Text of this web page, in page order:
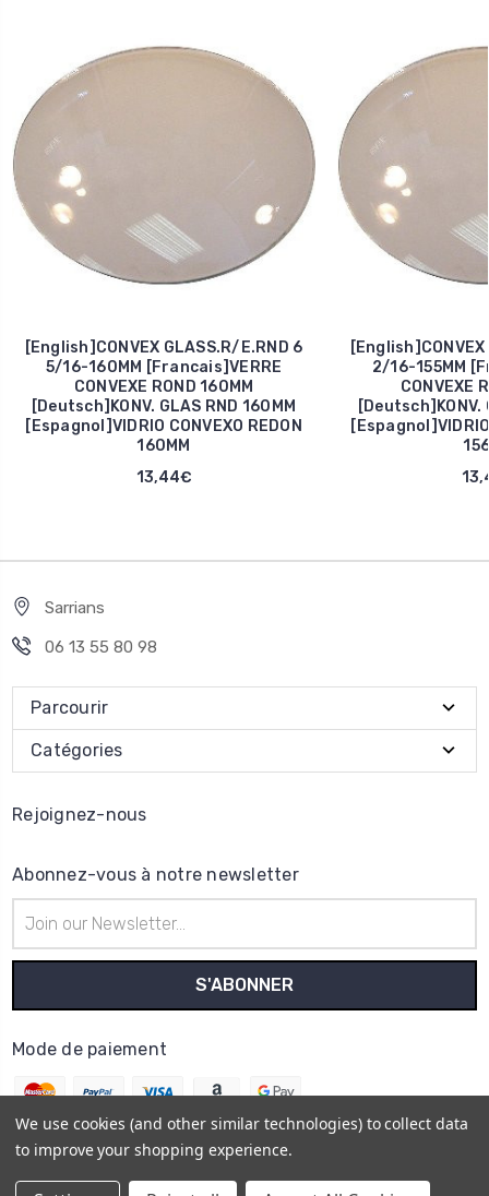
[English]CONVEX GLASS.R/E.RND 6
5/16-160MM [Francais]VERRE
CONVEXE ROND 160MM
[Deutsch]KONV. GLAS RND 160MM
[Espagnol]VIDRIO CONVEXO REDON
160MM
13,44€
2/16-155MM
CONVEXE
[Deutsch]KONV.
[Espagnol]VIDRIO
Sarrians
06 13 55 80 98
Parcourir
Catégories
Rejoignez-nous
Abonnez-vous à notre newsletter
e-
mail
Mode de paiement
We use cookies (and other similar technologies) to collect data
to improve your shopping experience.